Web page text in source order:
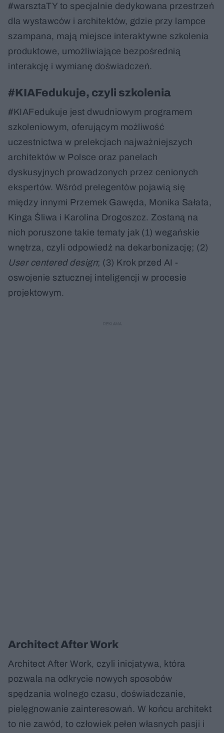
#warsztaTY to specjalnie dedykowana przestrzeń
dla wystawców i architektów, gdzie przy lampce
szampana, mają miejsce interaktywne szkolenia
produktowe, umożliwiające bezpośrednią
interakcję i wymianę doświadczeń.
#KIAFedukuje, czyli szkolenia
#KIAFedukuje jest dwudniowym programem
szkoleniowym, oferującym możliwość
uczestnictwa w prelekcjach najważniejszych
architektów w Polsce oraz panelach
dyskusyjnych prowadzonych przez cenionych
ekspertów. Wśród prelegentów pojawią się
między innymi Przemek Gawęda, Monika Sałata,
Kinga Śliwa i Karolina Drogoszcz. Zostaną na
nich poruszone takie tematy jak (1) wegańskie
wnętrza, czyli odpowiedź na dekarbonizację; (2)
User centered design; (3) Krok przed AI -
oswojenie sztucznej inteligencji w procesie
projektowym.
Architect After Work
Architect After Work, czyli inicjatywa, która
pozwala na odkrycie nowych sposobów
spędzania wolnego czasu, doświadczanie,
pielęgnowanie zainteresowań. W końcu architekt
to nie zawód, to człowiek pełen własnych pasji i